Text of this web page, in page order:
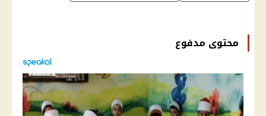
محتوى مدفوع